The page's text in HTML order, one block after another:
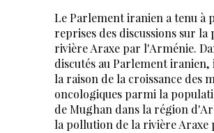
Le Parlement iranien a tenu à
reprises des discussions sur
rivière Araxe par l'Arménie.
discutés au Parlement iranien,
la raison de la croissance des
oncologiques parmi la
de Mughan dans la région
la pollution de la rivière Araxe